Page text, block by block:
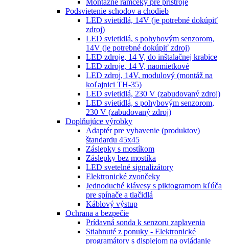
Montážne rámčeky pre prístroje
Podsvietenie schodov a chodieb
LED svietidlá, 14V (je potrebné dokúpiť
zdroj)
LED svietidlá, s pohybovým senzorom,
14V (je potrebné dokúpiť zdroj)
LED zdroje, 14 V, do inštalačnej krabice
LED zdroje, 14 V, naomietkové
LED zdroj, 14V, modulový (montáž na
koľajnici TH-35)
LED svietidlá, 230 V (zabudovaný zdroj)
LED svietidlá, s pohybovým senzorom,
230 V (zabudovaný zdroj)
Doplňujúce výrobky
Adaptér pre vybavenie (produktov)
štandardu 45x45
Záslepky s mostíkom
Záslepky bez mostíka
LED svetelné signalizátory
Elektronické zvončeky
Jednoduché klávesy s piktogramom kľúča
pre spínače a tlačidlá
Káblový výstup
Ochrana a bezpečie
Prídavná sonda k senzoru zaplavenia
Stiahnuté z ponuky - Elektronické
programátory s displejom na ovládanie